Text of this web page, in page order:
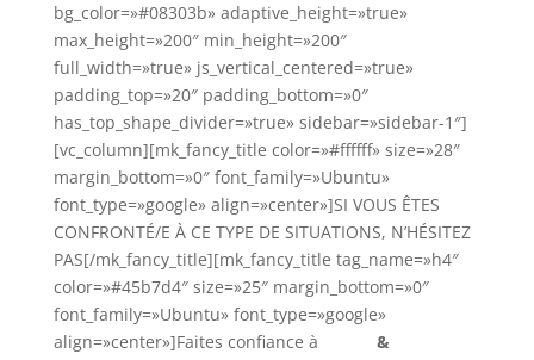
bg_color=»#08303b» adaptive_height=»true»
max_height=»200″ min_height=»200″
full_width=»true» js_vertical_centered=»true»
padding_top=»20″ padding_bottom=»0″
has_top_shape_divider=»true» sidebar=»sidebar-1″]
[vc_column][mk_fancy_title color=»#ffffff» size=»28″
margin_bottom=»0″ font_family=»Ubuntu»
font_type=»google» align=»center»]SI VOUS ÊTES
CONFRONTÉ/E À CE TYPE DE SITUATIONS, N’HÉSITEZ
PAS[/mk_fancy_title][mk_fancy_title tag_name=»h4″
color=»#45b7d4″ size=»25″ margin_bottom=»0″
font_family=»Ubuntu» font_type=»google»
align=»center»]Faites confiance à
&